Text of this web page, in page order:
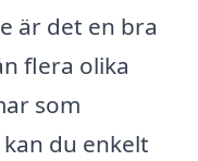
är det en bra
flera olika
som
kan du enkelt